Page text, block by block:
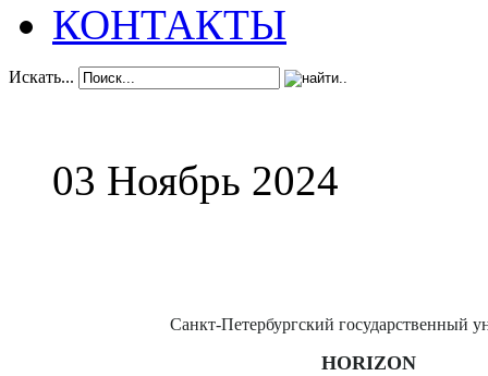
КОНТАКТЫ
Искать...
03 Ноябрь 2024
Санкт-Петербургский государственный
HORIZON